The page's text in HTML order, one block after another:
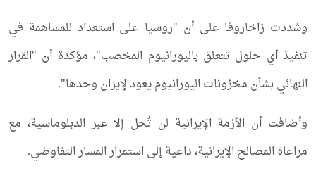
وشددت زاخاروفا على أن "روسيا على استعداد للمساهمة في
تنفيذ أي حلول تتعلق باليورانيوم المخصب"، مؤكدة أن "القرار
النهائي بشأن مخزونات اليورانيوم يعود لإيران وحدها".
وأضافت أن الأزمة الإيرانية لن تُحل إلا عبر الدبلوماسية، مع
مراعاة المصالح الإيرانية، داعية إلى استمرار المسار التفاوضي.